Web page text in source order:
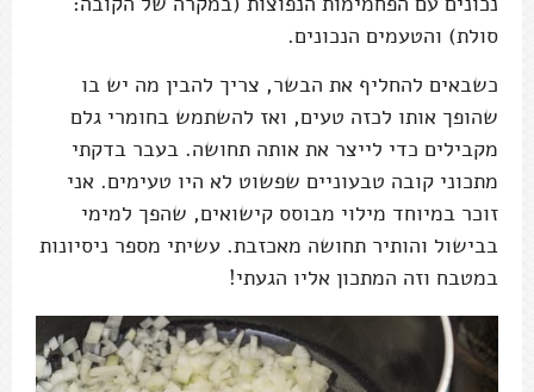
סולת) והטעמים הנכונים.
כשבאים להחליף את הבשר, צריך להבין מה יש בו
שהופך אותו לכזה טעים, ואז להשתמש בחומרי גלם
מקבילים כדי לייצר את אותה תחושה. בעבר בדקתי
מתכוני קובה טבעוניים שפשוט לא היו טעימים. אני
זוכר במיוחד מילוי מבוסס קישואים, שהפך למימי
בבישול והותיר תחושה מאכזבת. עשיתי מספר ניסיונות
במטבח וזה המתכון אליו הגעתי!